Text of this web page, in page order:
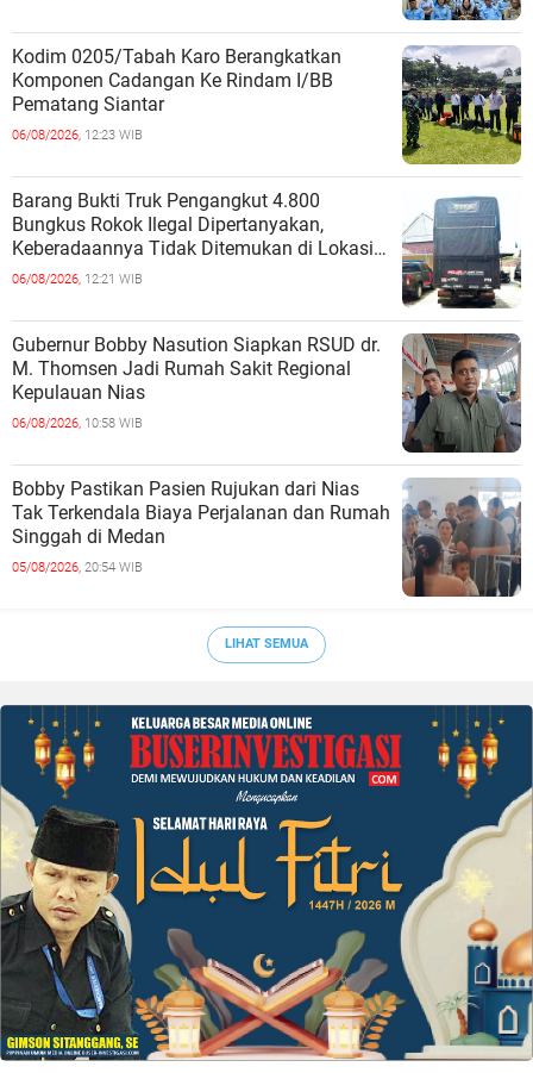
Kodim 0205/Tabah Karo Berangkatkan
Komponen Cadangan Ke Rindam I/BB
Pematang Siantar
06/08/2026, 12:23 WIB
Barang Bukti Truk Pengangkut 4.800
Bungkus Rokok Ilegal Dipertanyakan,
Keberadaannya Tidak Ditemukan di Lokasi
Penyimpanan
06/08/2026, 12:21 WIB
Gubernur Bobby Nasution Siapkan RSUD dr.
M. Thomsen Jadi Rumah Sakit Regional
Kepulauan Nias
06/08/2026, 10:58 WIB
Bobby Pastikan Pasien Rujukan dari Nias
Tak Terkendala Biaya Perjalanan dan Rumah
Singgah di Medan
05/08/2026, 20:54 WIB
LIHAT SEMUA